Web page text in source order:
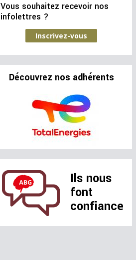
Vous souhaitez recevoir nos
infolettres ?
Inscrivez-vous
Découvrez nos adhérents
Ils nous
font
confiance